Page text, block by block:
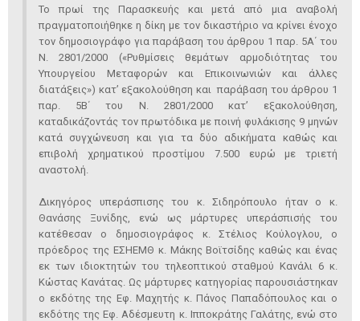
Το πρωί της Παρασκευής και μετά από μια αναβολή
πραγματοποιήθηκε η δίκη με τον δικαστήριο να κρίνει ένοχο
τον δημοσιογράφο για παράβαση του άρθρου 1 παρ. 5Α΄ του
Ν. 2801/2000 («Ρυθμίσεις θεμάτων αρμοδιότητας του
Υπουργείου Μεταφορών και Επικοινωνιών και άλλες
διατάξεις») κατ’ εξακολούθηση και παράβαση του άρθρου 1
παρ. 5Β΄ του Ν. 2801/2000 κατ’ εξακολούθηση,
καταδικάζοντάς τον πρωτόδικα με ποινή φυλάκισης 9 μηνών
κατά συγχώνευση και για τα δύο αδικήματα καθώς και
επιβολή χρηματικού προστίμου 7.500 ευρώ με τριετή
αναστολή.
Δικηγόρος υπεράσπισης του κ. Σιδηρόπουλο ήταν ο κ.
Θανάσης Ξυνίδης, ενώ ως μάρτυρες υπεράσπισής του
κατέθεσαν ο δημοσιογράφος κ. Στέλιος Κούλογλου, ο
πρόεδρος της ΕΣΗΕΜΘ κ. Μάκης Βοϊτσίδης καθώς και ένας
εκ των ιδιοκτητών του τηλεοπτικού σταθμού Κανάλι 6 κ.
Κώστας Κανάτας. Ως μάρτυρες κατηγορίας παρουσιάστηκαν
ο εκδότης της Εφ. Μαχητής κ. Πάνος Παπαδόπουλος και ο
εκδότης της Εφ. Αδέσμευτη κ. Ιπποκράτης Γαλάτης, ενώ στο